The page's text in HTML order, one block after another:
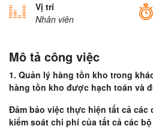
Vị trí
Nhân viên
Mô tả công việc
1. Quản lý hàng tồn kho trong
hàng tồn kho được hạch toán và
Đảm bảo việc thực hiện tất cả các
kiểm soát chi phí của tất cả các